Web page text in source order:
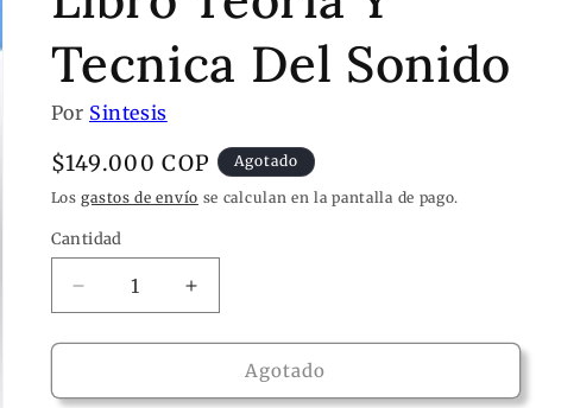
Tecnica Del Sonido
Por Sintesis
Precio
habitual
$149.000 COP Agotado
Losgastos de envío se calculan en la pantalla de pago.
Cantidad
Reducir
cantidad
para
Teoria
Aumentar
cantidad
para
Teoria
Agotado